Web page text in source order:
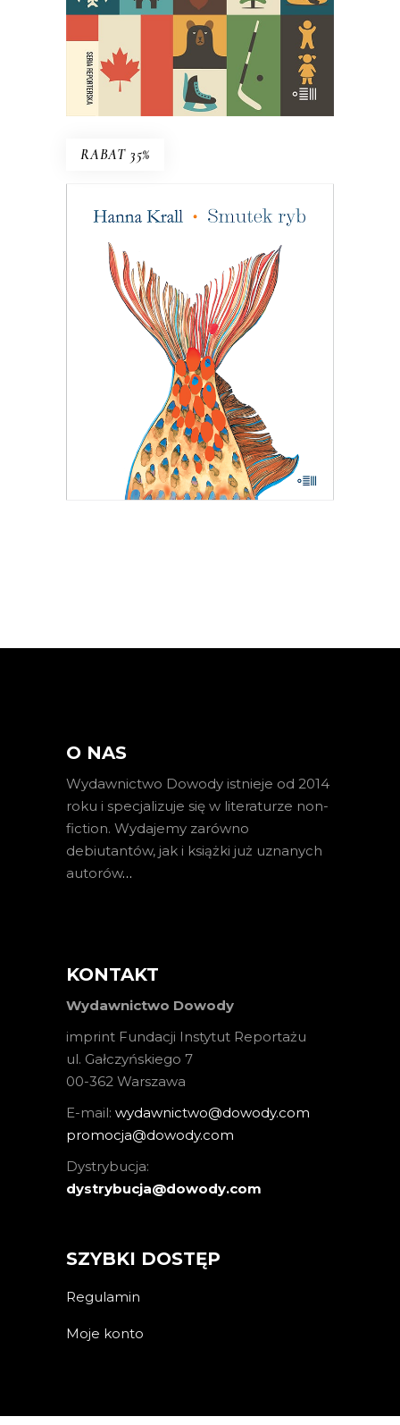
E-BOOK DO KOSZYKA
RABAT 35%
SMUTEK RYB
W 1983 roku pismo dla wędkarzy
postanowiło pomóc uznanej reporterce
– bezrobotnej w stanie wojennym. Tam
Hanna Krall mogła publikować bez
weryfikacji, bo w końcu trudno pisać
wywrotowe treści, pisząc o rybach. A
jednak…
37.00zł 24.05zł
KSIĄŻKA DO KOSZYKA
O NAS
Wydawnictwo Dowody istnieje od 2014
roku i specjalizuje się w literaturze non-
fiction. Wydajemy zarówno
debiutantów, jak i książki już uznanych
autorów…
KONTAKT
Wydawnictwo Dowody
imprint Fundacji Instytut Reportażu
ul. Gałczyńskiego 7
00-362 Warszawa
E-mail: wydawnictwo@dowody.com
promocja@dowody.com
Dystrybucja:
dystrybucja@dowody.com
SZYBKI DOSTĘP
Regulamin
Moje konto